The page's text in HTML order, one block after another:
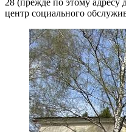
28 (прежде по этому адресу
центр социального